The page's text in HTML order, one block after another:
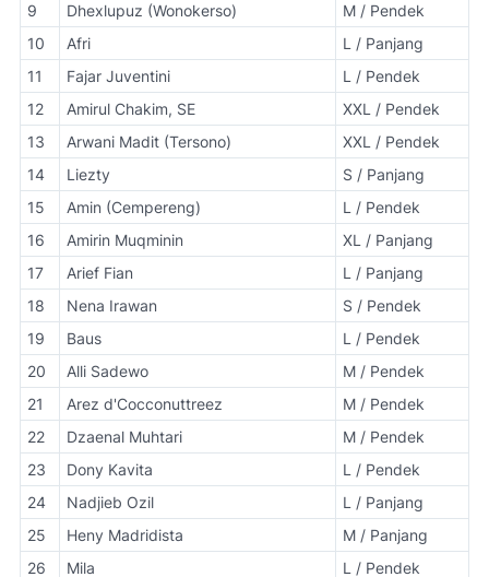
9
Dhexlupuz (Wonokerso)
M / Pendek
10
Afri
L / Panjang
11
Fajar Juventini
L / Pendek
12
Amirul Chakim, SE
XXL / Pendek
13
Arwani Madit (Tersono)
XXL / Pendek
14
Liezty
S / Panjang
15
Amin (Cempereng)
L / Pendek
16
Amirin Muqminin
XL / Panjang
17
Arief Fian
L / Panjang
18
Nena Irawan
S / Pendek
19
Baus
L / Pendek
20
Alli Sadewo
M / Pendek
21
Arez d'Cocconuttreez
M / Pendek
22
Dzaenal Muhtari
M / Pendek
23
Dony Kavita
L / Pendek
24
Nadjieb Ozil
L / Panjang
25
Heny Madridista
M / Panjang
26
Mila L / Pendek